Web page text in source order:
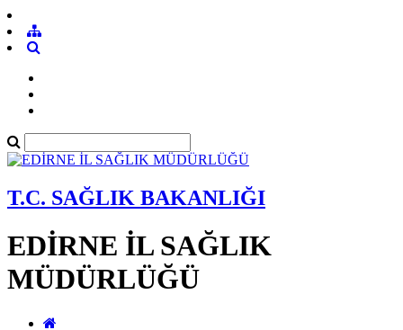
T.C. SAĞLIK BAKANLIĞI
EDİRNE İL SAĞLIK
MÜDÜRLÜĞÜ